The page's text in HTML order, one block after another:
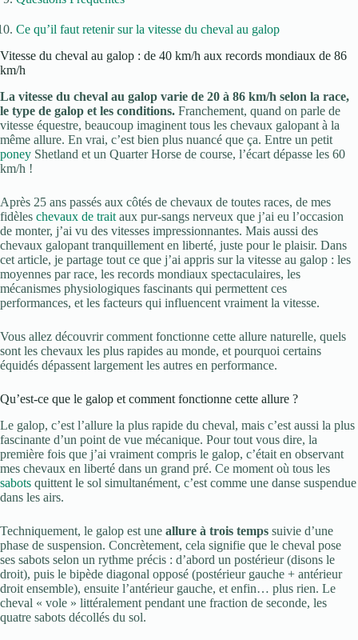
Ce qu’il faut retenir sur la vitesse du cheval au galop
Vitesse du cheval au galop : de 40 km/h aux records mondiaux de 86
km/h
La vitesse du cheval au galop varie de 20 à 86 km/h selon la race,
le type de galop et les conditions. Franchement, quand on parle de
vitesse équestre, beaucoup imaginent tous les chevaux galopant à la
même allure. En vrai, c’est bien plus nuancé que ça. Entre un petit
poney Shetland et un Quarter Horse de course, l’écart dépasse les 60
km/h !
Après 25 ans passés aux côtés de chevaux de toutes races, de mes
fidèles chevaux de trait aux pur-sangs nerveux que j’ai eu l’occasion
de monter, j’ai vu des vitesses impressionnantes. Mais aussi des
chevaux galopant tranquillement en liberté, juste pour le plaisir. Dans
cet article, je partage tout ce que j’ai appris sur la vitesse au galop : les
moyennes par race, les records mondiaux spectaculaires, les
mécanismes physiologiques fascinants qui permettent ces
performances, et les facteurs qui influencent vraiment la vitesse.
Vous allez découvrir comment fonctionne cette allure naturelle, quels
sont les chevaux les plus rapides au monde, et pourquoi certains
équidés dépassent largement les autres en performance.
Qu’est-ce que le galop et comment fonctionne cette allure ?
Le galop, c’est l’allure la plus rapide du cheval, mais c’est aussi la plus
fascinante d’un point de vue mécanique. Pour tout vous dire, la
première fois que j’ai vraiment compris le galop, c’était en observant
mes chevaux en liberté dans un grand pré. Ce moment où tous les
sabots quittent le sol simultanément, c’est comme une danse suspendue
dans les airs.
Techniquement, le galop est une allure à trois temps suivie d’une
phase de suspension. Concrètement, cela signifie que le cheval pose
ses sabots selon un rythme précis : d’abord un postérieur (disons le
droit), puis le bipède diagonal opposé (postérieur gauche + antérieur
droit ensemble), ensuite l’antérieur gauche, et enfin… plus rien. Le
cheval « vole » littéralement pendant une fraction de seconde, les
quatre sabots décollés du sol.